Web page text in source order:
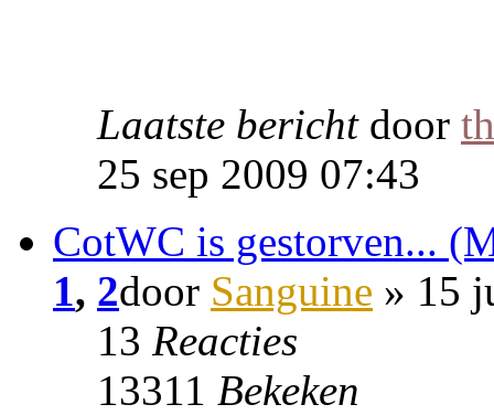
Laatste bericht door
25 sep 2009 07:43
CotWC is gestorven...
1, 2door Sanguine » 15
13 Reacties
13311 Bekeken